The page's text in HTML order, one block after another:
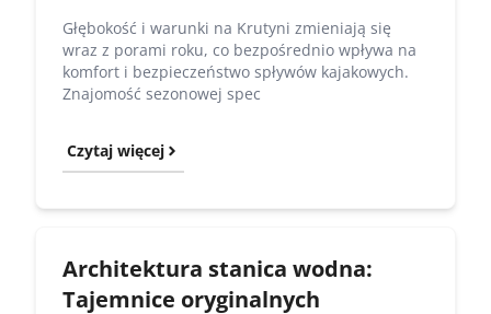
Głębokość i warunki na Krutyni zmieniają się
wraz z porami roku, co bezpośrednio wpływa na
komfort i bezpieczeństwo spływów kajakowych.
Znajomość sezonowej spec
Czytaj więcej
Architektura stanica wodna:
Tajemnice oryginalnych